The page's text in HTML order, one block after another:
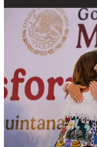
Al darle la bienvenida a
Ejecutivo expresó que el
tuvo la claridad y la visión
olvidado; “y usted, querida
respaldo, sino que lo ha